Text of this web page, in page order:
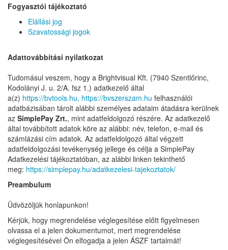
Fogyasztói tájékoztató
Elállási jog
Szavatossági jogok
Adattovábbítási nyilatkozat
Tudomásul veszem, hogy a Brightvisual Kft. (7940 Szentlőrinc,
Kodolányi J. u. 2/A. fsz 1.) adatkezelő által
a(z) https://bvtools.hu, https://bvszerszam.hu felhasználói
adatbázisában tárolt alábbi személyes adataim átadásra kerülnek
az SimplePay Zrt., mint adatfeldolgozó részére. Az adatkezelő
által továbbított adatok köre az alábbi: név, telefon, e-mail és
számlázási cím adatok. Az adatfeldolgozó által végzett
adatfeldolgozási tevékenység jellege és célja a SimplePay
Adatkezelési tájékoztatóban, az alábbi linken tekinthető
meg: https://simplepay.hu/adatkezelesi-tajekoztatok/
Preambulum
Üdvözöljük honlapunkon!
Kérjük, hogy megrendelése véglegesítése előtt figyelmesen
olvassa el a jelen dokumentumot, mert megrendelése
véglegesítésével Ön elfogadja a jelen ÁSZF tartalmát!